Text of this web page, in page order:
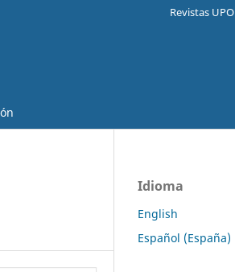
Revistas UPO
Idioma
English
Español (España)